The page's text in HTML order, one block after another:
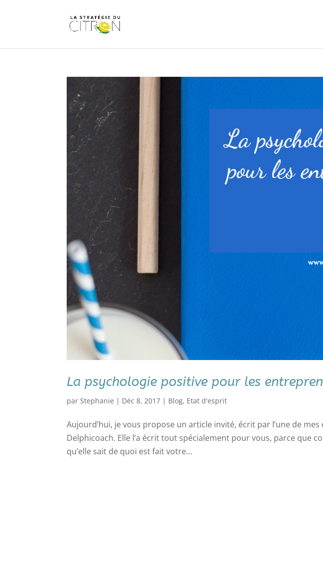
La psychologie positive pour les
parStephanie | Déc 8, 2017 | Blog, Etat d'esprit
Aujourd’hui, je vous propose un article invité, écrit par l’une de
Delphicoach. Elle l’a écrit tout spécialement pour vous, parce que
qu’elle sait de quoi est fait votre...